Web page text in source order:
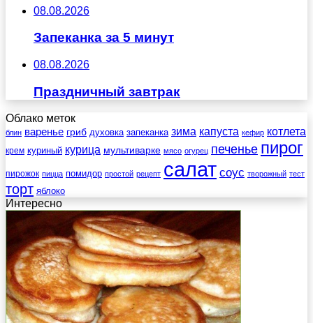
08.08.2026
Запеканка за 5 минут
08.08.2026
Праздничный завтрак
Облако меток
блин варенье гриб духовка запеканка зима капуста кефир котлета
крем куриный курица мультиварке мясо огурец печенье пирог
пирожок пицца помидор простой рецепт салат соус творожный тест
торт яблоко
Интересно